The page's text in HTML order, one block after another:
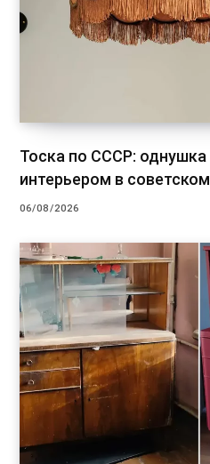
Тоска по СССР: однушка
интерьером в
06/08/2026